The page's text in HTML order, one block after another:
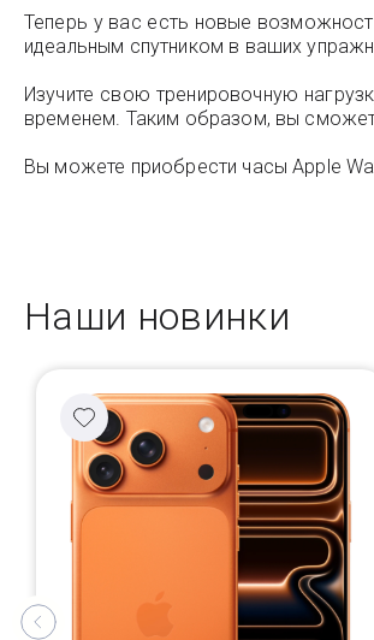
Теперь у вас есть новые
идеальным спутником в ваших
Изучите свою тренировочную
временем. Таким образом, вы
Вы можете приобрести часы Apple
Наши новинки